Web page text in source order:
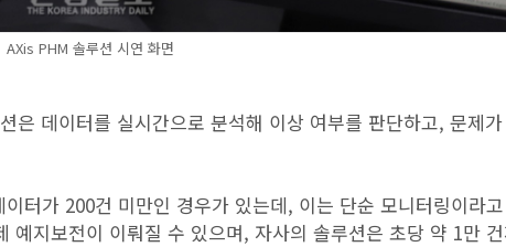
AXis PHM 솔루션 시연 화면
은 데이터를 실시간으로 분석해 이상 여부를 판단하고, 문제
터가 200건 미만인 경우가 있는데, 이는 단순 모니터링이라
예지보전이 이뤄질 수 있으며, 자사의 솔루션은 초당 약 1만